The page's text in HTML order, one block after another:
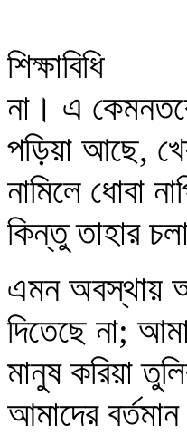
শিক্ষাবিধি
না। এ
পড়িয়া আছে,
নামিলে ধোবা
কিন্তু তাহার
এমন অবস্থায়
দিতেছে না;
মানুষ করিয়া
আমাদের